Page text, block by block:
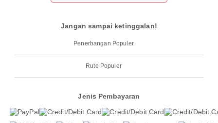
Jangan sampai ketinggalan!
Penerbangan Populer
Rute Populer
Jenis Pembayaran